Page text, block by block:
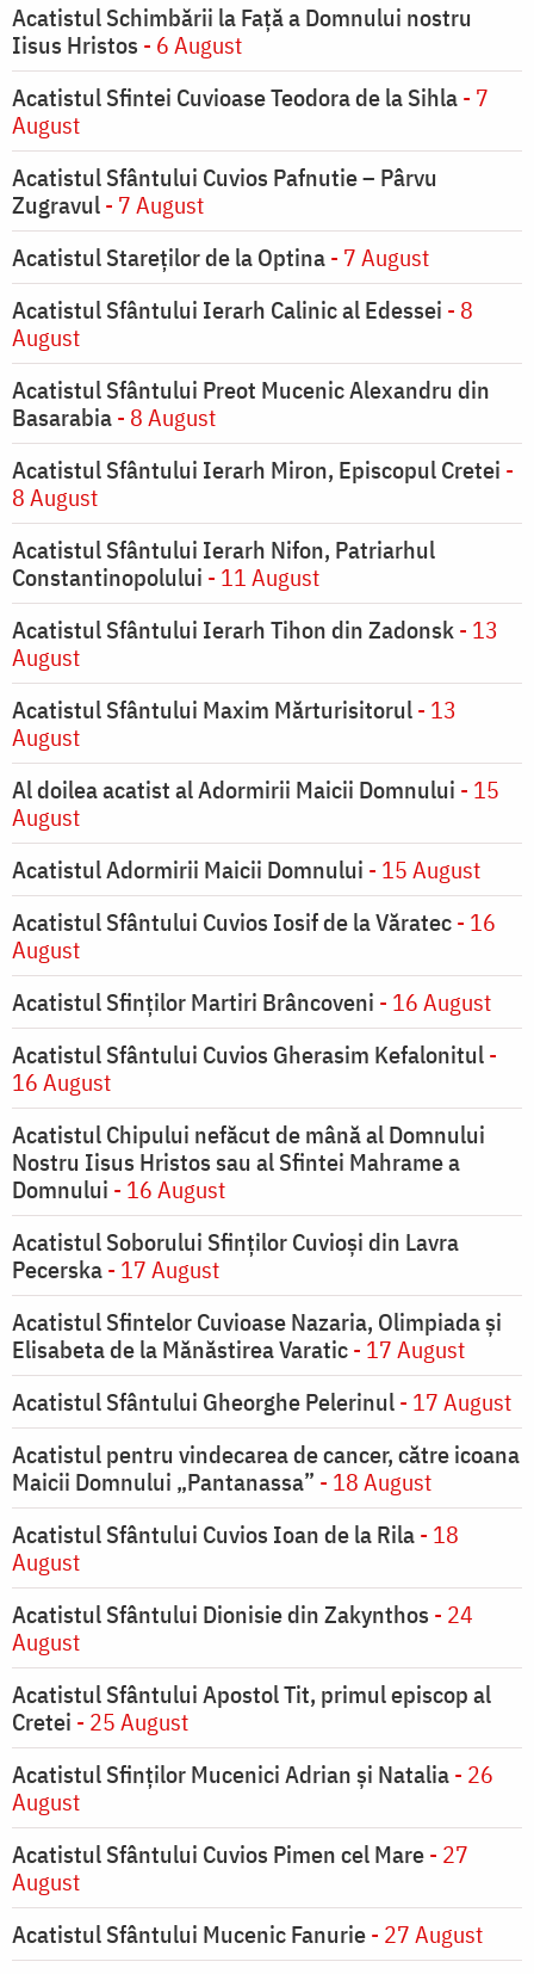
Acatistul Schimbării la Faţă a Domnului nostru
Iisus Hristos - 6 August
Acatistul Sfintei Cuvioase Teodora de la Sihla- 7
August
Acatistul Sfântului Cuvios Pafnutie – Pârvu
Zugravul- 7 August
Acatistul Stareţilor de la Optina- 7 August
Acatistul Sfântului Ierarh Calinic al Edessei - 8
August
Acatistul Sfântului Preot Mucenic Alexandru din
Basarabia- 8 August
Acatistul Sfântului Ierarh Miron, Episcopul Cretei -
8 August
Acatistul Sfântului Ierarh Nifon, Patriarhul
Constantinopolului - 11 August
Acatistul Sfântului Ierarh Tihon din Zadonsk- 13
August
Acatistul Sfântului Maxim Mărturisitorul- 13
August
Al doilea acatist al Adormirii Maicii Domnului - 15
August
Acatistul Adormirii Maicii Domnului - 15 August
Acatistul Sfântului Cuvios Iosif de la Văratec- 16
August
Acatistul Sfinților Martiri Brâncoveni - 16 August
Acatistul Sfântului Cuvios Gherasim Kefalonitul-
16 August
Acatistul Chipului nefăcut de mână al Domnului
Nostru Iisus Hristos sau al Sfintei Mahrame a
Domnului - 16 August
Acatistul Soborului Sfinților Cuvioși din Lavra
Pecerska- 17 August
Acatistul Sfintelor Cuvioase Nazaria, Olimpiada și
Elisabeta de la Mănăstirea Varatic- 17 August
Acatistul Sfântului Gheorghe Pelerinul- 17 August
Acatistul pentru vindecarea de cancer, către icoana
Maicii Domnului „Pantanassa” - 18 August
Acatistul Sfântului Cuvios Ioan de la Rila- 18
August
Acatistul Sfântului Dionisie din Zakynthos - 24
August
Acatistul Sfântului Apostol Tit, primul episcop al
Cretei - 25 August
Acatistul Sfinților Mucenici Adrian și Natalia- 26
August
Acatistul Sfântului Cuvios Pimen cel Mare- 27
August
Acatistul Sfântului Mucenic Fanurie- 27 August